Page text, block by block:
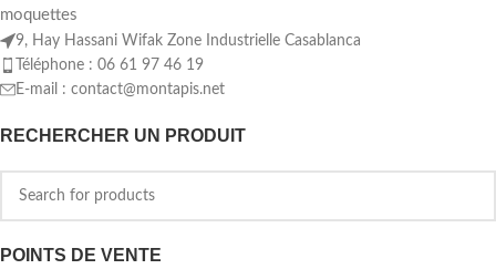
moquettes
9, Hay Hassani Wifak Zone Industrielle Casablanca
Téléphone : 06 61 97 46 19
E-mail : contact@montapis.net
RECHERCHER UN PRODUIT
POINTS DE VENTE